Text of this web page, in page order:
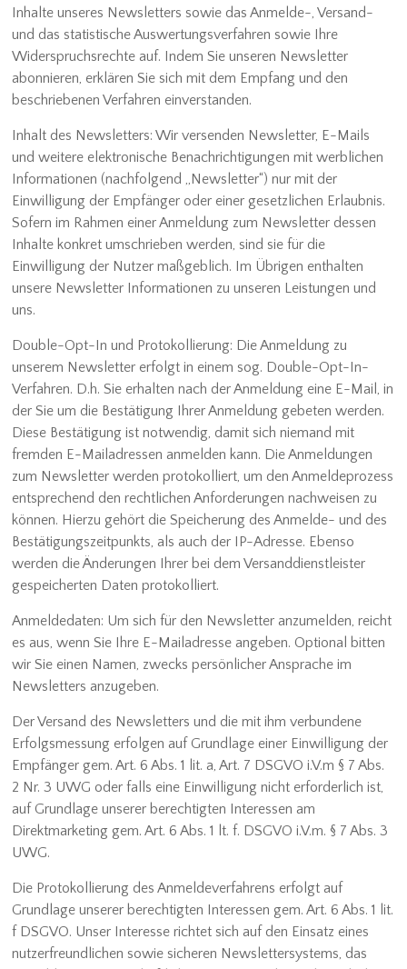
Inhalte unseres Newsletters sowie das Anmelde-, Versand-
und das statistische Auswertungsverfahren sowie Ihre
Widerspruchsrechte auf. Indem Sie unseren Newsletter
abonnieren, erklären Sie sich mit dem Empfang und den
beschriebenen Verfahren einverstanden.
Inhalt des Newsletters: Wir versenden Newsletter, E-Mails
und weitere elektronische Benachrichtigungen mit werblichen
Informationen (nachfolgend „Newsletter“) nur mit der
Einwilligung der Empfänger oder einer gesetzlichen Erlaubnis.
Sofern im Rahmen einer Anmeldung zum Newsletter dessen
Inhalte konkret umschrieben werden, sind sie für die
Einwilligung der Nutzer maßgeblich. Im Übrigen enthalten
unsere Newsletter Informationen zu unseren Leistungen und
uns.
Double-Opt-In und Protokollierung: Die Anmeldung zu
unserem Newsletter erfolgt in einem sog. Double-Opt-In-
Verfahren. D.h. Sie erhalten nach der Anmeldung eine E-Mail, in
der Sie um die Bestätigung Ihrer Anmeldung gebeten werden.
Diese Bestätigung ist notwendig, damit sich niemand mit
fremden E-Mailadressen anmelden kann. Die Anmeldungen
zum Newsletter werden protokolliert, um den Anmeldeprozess
entsprechend den rechtlichen Anforderungen nachweisen zu
können. Hierzu gehört die Speicherung des Anmelde- und des
Bestätigungszeitpunkts, als auch der IP-Adresse. Ebenso
werden die Änderungen Ihrer bei dem Versanddienstleister
gespeicherten Daten protokolliert.
Anmeldedaten: Um sich für den Newsletter anzumelden, reicht
es aus, wenn Sie Ihre E-Mailadresse angeben. Optional bitten
wir Sie einen Namen, zwecks persönlicher Ansprache im
Newsletters anzugeben.
Der Versand des Newsletters und die mit ihm verbundene
Erfolgsmessung erfolgen auf Grundlage einer Einwilligung der
Empfänger gem. Art. 6 Abs. 1 lit. a, Art. 7 DSGVO i.V.m § 7 Abs.
2 Nr. 3 UWG oder falls eine Einwilligung nicht erforderlich ist,
auf Grundlage unserer berechtigten Interessen am
Direktmarketing gem. Art. 6 Abs. 1 lt. f. DSGVO i.V.m. § 7 Abs. 3
UWG.
Die Protokollierung des Anmeldeverfahrens erfolgt auf
Grundlage unserer berechtigten Interessen gem. Art. 6 Abs. 1 lit.
f DSGVO. Unser Interesse richtet sich auf den Einsatz eines
nutzerfreundlichen sowie sicheren Newslettersystems, das